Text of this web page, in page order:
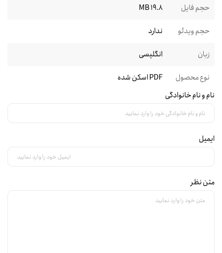
حجم فایل
19.8 MB
حجم ویدئو
ندارد
زبان
انگلیسی
نوع محصول
PDF اسکن شده
نام و نام خانوادگی
ایمیل
متن نظر